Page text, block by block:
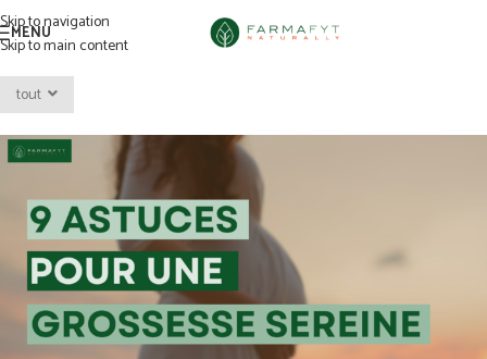
Skip to navigation
Skip to main content
MENU
tout